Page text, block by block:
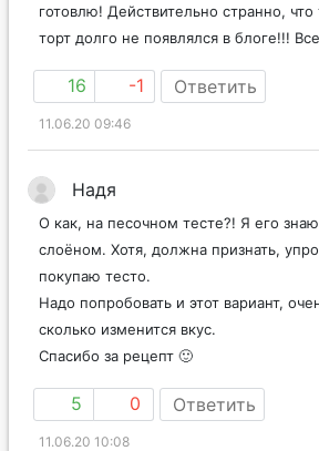
готовлю! Действительно странно,
торт долго не появлялся в блоге!!!
16 -1 Ответить
11.06.20 09:46
Надя
О как, на песочном тесте?! Я его
слоёном. Хотя, должна признать,
покупаю тесто.
Надо попробовать и этот вариант,
сколько изменится вкус.
Спасибо за рецепт 🙂
5 0 Ответить
11.06.20 10:08